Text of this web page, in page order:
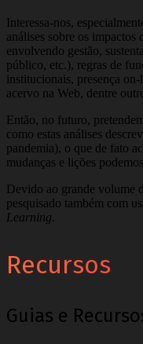
Interessa-nos,
análises sobre os impactos
envolvendo gestão,
público, etc.), regras de
institucionais, presença
acervo na Web, dentre
Então, no futuro,
como estas análises
pandemia), o que de fato
mudanças e lições
Devido ao grande volume
pesquisado também com
Learning.
Recursos
Guias e